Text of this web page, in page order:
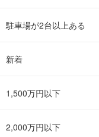
駐車場が2台以上ある
新着
1,500万円以下
2,000万円以下